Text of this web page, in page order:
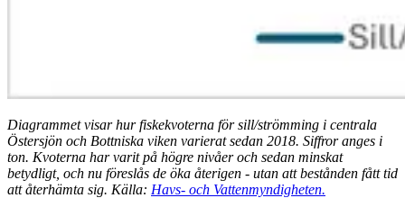
Diagrammet visar hur fiskekvoterna för sill/strömming i centrala
Östersjön och Bottniska viken varierat sedan 2018. Siffror anges i
ton. Kvoterna har varit på högre nivåer och sedan minskat
betydligt, och nu föreslås de öka återigen - utan att bestånden fått tid
att återhämta sig. Källa: Havs- och Vattenmyndigheten.